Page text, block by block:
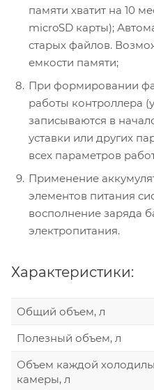
памяти хватит на 10
microSD карты);
старых файлов.
емкости памяти;
При формировании
работы контроллера
записываются в
уставки или других
всех параметров
Применение
элементов питания
восполнение заряда
электропитания.
Характеристики:
Общий объем, л
Полезный объем, л
Объем каждой
камеры, л